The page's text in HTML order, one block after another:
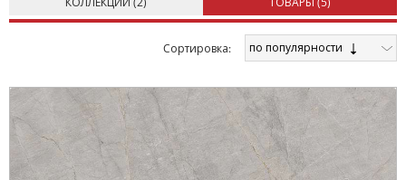
Cортировка: по популярности